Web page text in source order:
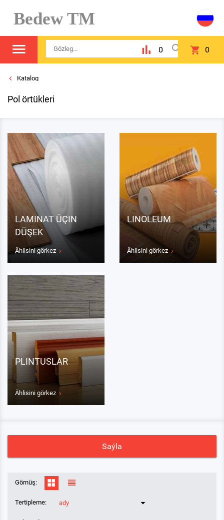
Bedew TM
0 0
Katalog
Pol örtükleri
LAMINAT ÜÇIN
DÜŞEK
Ählisini görkez
LINOLEUM
Ählisini görkez
PLINTUSLAR
Ählisini görkez
Saýla
Görnüş:
Tertipleme: ady